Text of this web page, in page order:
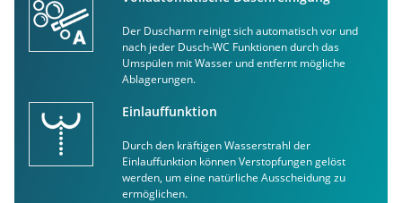
Der Duscharm reinigt sich automatisch vor und
nach jeder Dusch-WC Funktionen durch das
Umspülen mit Wasser und entfernt mögliche
Ablagerungen.
Einlauffunktion
Durch den kräftigen Wasserstrahl der
Einlauffunktion können Verstopfungen gelöst
werden, um eine natürliche Ausscheidung zu
ermöglichen.